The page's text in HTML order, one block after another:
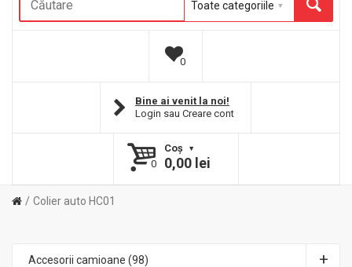
0
Bine ai venit la noi!
Login sau Creare cont
Coş
0
0,00 lei
Colier auto HC01
Accesorii camioane (98)